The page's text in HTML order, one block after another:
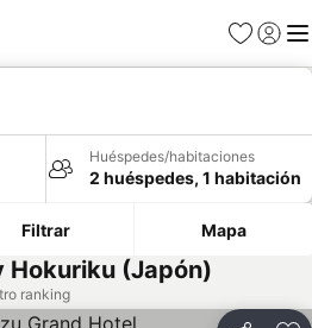
Favoritos
Iniciar
Huéspedes/habitaciones
2 huéspedes, 1 habitación
Filtrar Mapa
Hokuriku (Japón)
ranking